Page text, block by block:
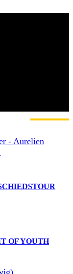
OF YOUTH